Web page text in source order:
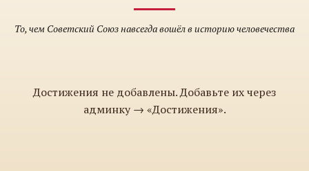
То, чем Советский Союз навсегда вошёл в историю человечества
Достижения не добавлены. Добавьте их через
админку → «Достижения».